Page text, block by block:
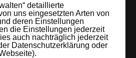
Videoproduktionen aller Art in
realisieren. Alles da, was man
und Kaffee. Folgt uns!
detaillierte
uns eingesetzten Arten von
deren Einstellungen
die Einstellungen jederzeit
auch nachträglich jederzeit
Datenschutzerklärung oder